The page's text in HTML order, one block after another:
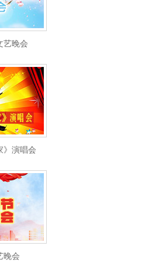
艺晚会
》演唱会
晚会